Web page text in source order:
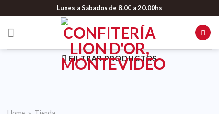
Lunes a Sábados de 8.00 a 20.00hs
FILTRAR PRODUCTOS